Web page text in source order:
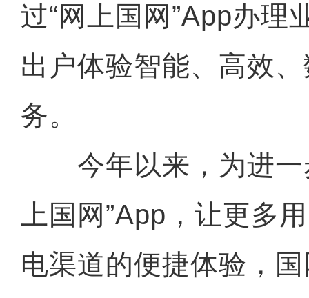
过“网上国网”App办理
出户体验智能、高效
务。
今年以来，为进一
上国网”App，让更多
电渠道的便捷体验，